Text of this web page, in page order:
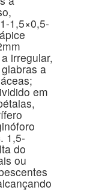
1,5×0,5-
irregular,
a
em
1,5-
do
ou